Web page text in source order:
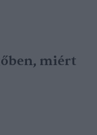
miért